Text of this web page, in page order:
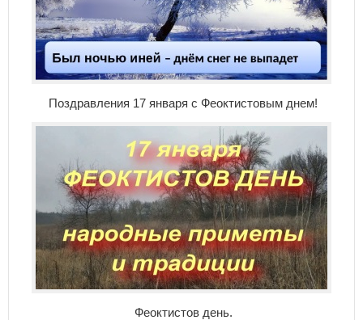
Поздравления 17 января с Феоктистовым днем!
Феоктистов день.